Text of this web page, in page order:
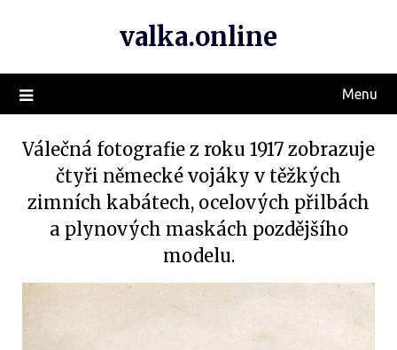
valka.online
Menu
Válečná fotografie z roku 1917 zobrazuje
čtyři německé vojáky v těžkých
zimních kabátech, ocelových přilbách
a plynových maskách pozdějšího
modelu.